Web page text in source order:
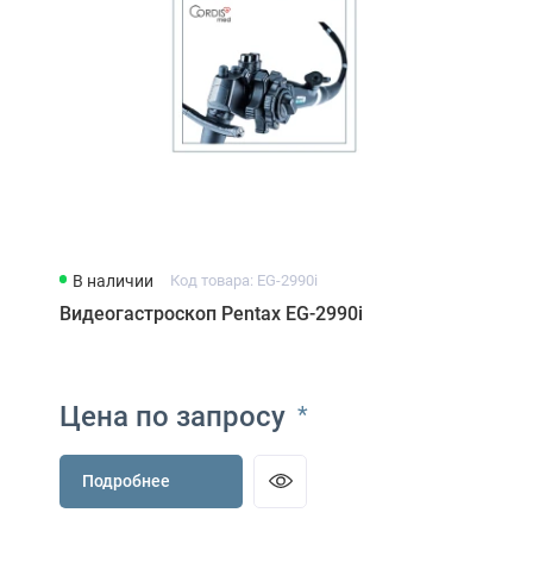
В наличии Код товара: EG-2990i
Видеогастроскоп Pentax EG-2990i
Цена по запросу *
Подробнее